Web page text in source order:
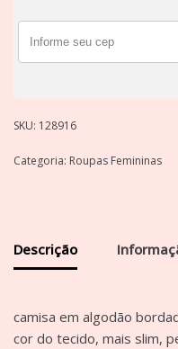
SKU: 128916
Categoria: Roupas Femininas
Descrição
camisa em algodão
cor do tecido, mais slim,